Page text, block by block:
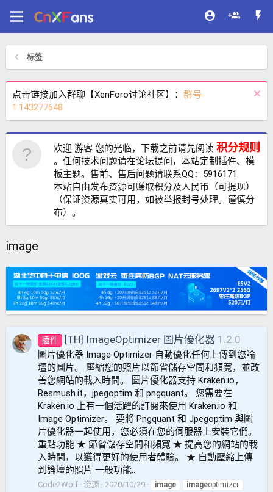
标签
点击链接加入群聊【XenForo讨论社区】： 群号
1:143277648
欢迎 游客 您的光临，下载之前请先阅读 积分规则
。任何技术问题请在论坛提问，本站定制插件、模
板主题。售前、售后问题请联系QQ：5916171
本站自由发布资源可赚取积分及人民币（可提现）
（保证资源真实可用，如被举报封号处理。谨慎分
布）。
image
插件 [TH] ImageOptimizer 圖片優化器 1.2.0
圖片優化器 Image Optimizer 自動優化任何上傳到您論
壇的圖片。 壓縮您的照片以節省儲存空間和頻寬，並改
善您網站的載入時間。 圖片優化器支持 Kraken.io，
Resmush.it，jpegoptim 和 pngquant。 您需要在
Kraken.io 上有一個活躍的訂閱來使用 Kraken.io 和
Image Optimizer。 要將 Pngquant 和 Jpegoptim 與圖
片優化器一起使用，您必須在您的伺服器上安裝它們。
重點功能 ★ 節省儲存空間和頻寬 ★ 提高您的網站的載
入時間，以獲得更好的使用者體驗。 ★ 自動壓縮上傳
到論壇的照片 一般功能...
Code2Wolf 资源 2020/10/29 image imageoptimizer